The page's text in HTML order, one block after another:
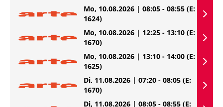
Mo, 10.08.2026 | 08:05 - 08:55 (E:
1624)
Mo, 10.08.2026 | 12:25 - 13:10 (E:
1670)
Mo, 10.08.2026 | 13:10 - 14:00 (E:
1625)
Di, 11.08.2026 | 07:20 - 08:05 (E:
1670)
Di, 11.08.2026 | 08:05 - 08:55 (E: